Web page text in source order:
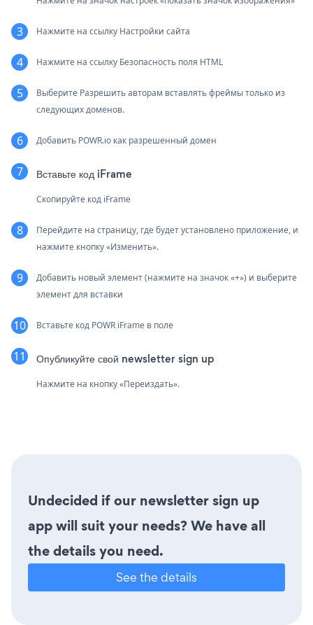
Нажмите на ссылку Настройки сайта
Нажмите на ссылку Безопасность поля HTML
Выберите Разрешить авторам вставлять фреймы только из
следующих доменов.
Добавить POWR.io как разрешенный домен
Вставьте код iFrame
Скопируйте код iFrame
Перейдите на страницу, где будет установлено приложение, и
нажмите кнопку «Изменить».
Добавить новый элемент (нажмите на значок «+») и выберите
элемент для вставки
Вставьте код POWR iFrame в поле
Опубликуйте свой newsletter sign up
Нажмите на кнопку «Переиздать».
Undecided if our newsletter sign up
app will suit your needs? We have all
the details you need.
See the details